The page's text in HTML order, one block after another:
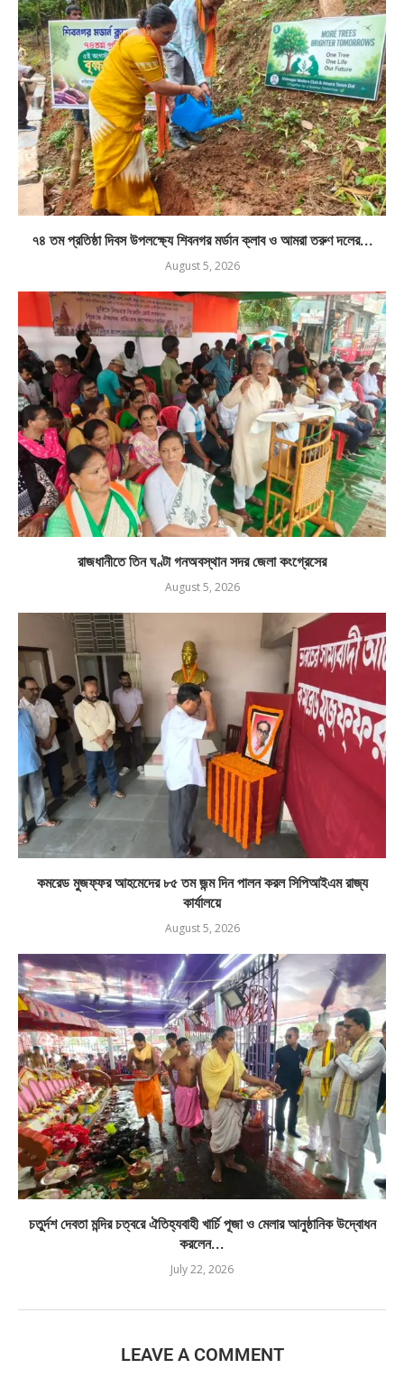
৭৪ তম প্রতিষ্ঠা দিবস উপলক্ষ্যে শিবনগর মর্ডান ক্লাব ও আমরা তরুণ দলের...
August 5, 2026
রাজধানীতে তিন ঘণ্টা গনঅবস্থান সদর জেলা কংগ্রেসের
August 5, 2026
কমরেড মুজফ্ফর আহমেদের ৮৫ তম জন্ম দিন পালন করল সিপিআইএম রাজ্য
কার্যালয়ে
August 5, 2026
চতুর্দশ দেবতা মন্দির চত্বরে ঐতিহ্যবাহী খার্চি পূজা ও মেলার আনুষ্ঠানিক উদ্বোধন
করলেন...
July 22, 2026
LEAVE A COMMENT